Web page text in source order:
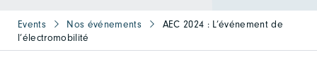
Events Nos événements
AEC 2024 : L’événement de
l’électromobilité